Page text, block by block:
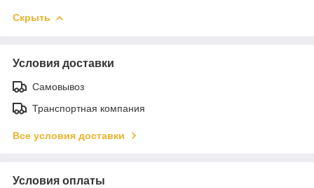
Скрыть
Условия доставки
Самовывоз
Транспортная компания
Все условия доставки
Условия оплаты